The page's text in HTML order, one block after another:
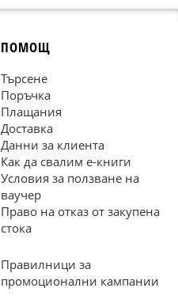
ПОМОЩ
Търсене
Поръчка
Плащания
Доставка
Данни за клиента
Как да свалим е-книги
Условия за ползване на
ваучер
Право на отказ от закупена
стока
Правилници за
промоционални кампании